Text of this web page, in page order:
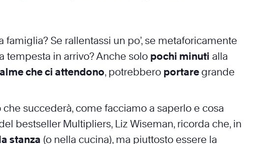
Se rallentassi un po’, se metaforicamente
tempesta in arrivo? Anche solo pochi minuti alla
che ci attendono, potrebbero portare grande
succederà, come facciamo a saperlo e cosa
bestseller Multipliers, Liz Wiseman, ricorda che, in
stanza (o nella cucina), ma piuttosto essere la